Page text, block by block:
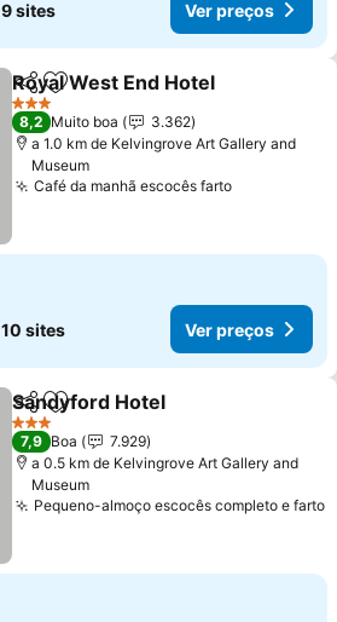
9 sites Ver preços
PartilharAdicionar aos favoritos
Royal West End Hotel
3 Estrelas
8,2 Muito boa
3.362
a 1.0 km de Kelvingrove Art Gallery and
Museum
Café da manhã escocês fartoVer preços
10 sites Ver preços
PartilharAdicionar aos favoritos
Sandyford Hotel
3 Estrelas
7,9 Boa
7.929
a 0.5 km de Kelvingrove Art Gallery and
Museum
Pequeno-almoço escocês completo e farto